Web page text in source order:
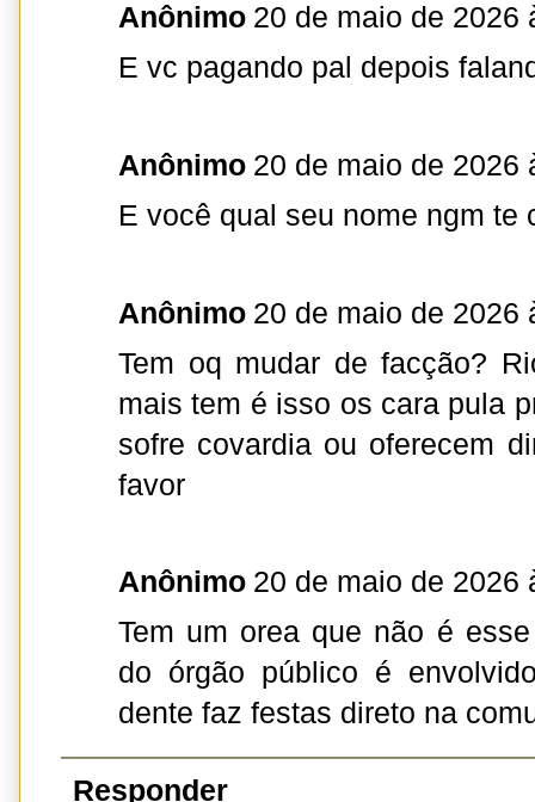
Anônimo 20 de maio de 2026
E vc pagando pal depois
Anônimo 20 de maio de 2026
E você qual seu nome ngm te
Anônimo 20 de maio de 2026
Tem oq mudar de facção?
mais tem é isso os cara pula
sofre covardia ou oferecem
favor
Anônimo 20 de maio de 2026
Tem um orea que não é
do órgão público é
dente faz festas direto na
Responder